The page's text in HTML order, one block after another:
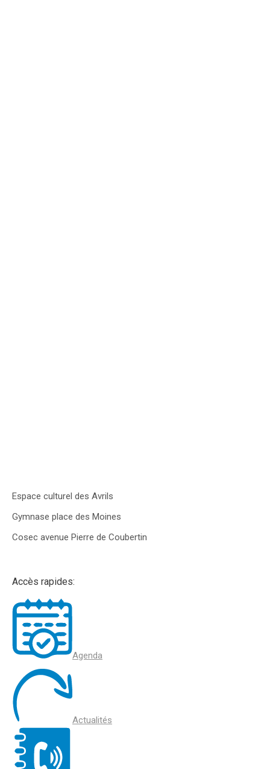
Espace culturel des Avrils
Gymnase place des Moines
Cosec avenue Pierre de Coubertin
Accès rapides:
Agenda
Actualités